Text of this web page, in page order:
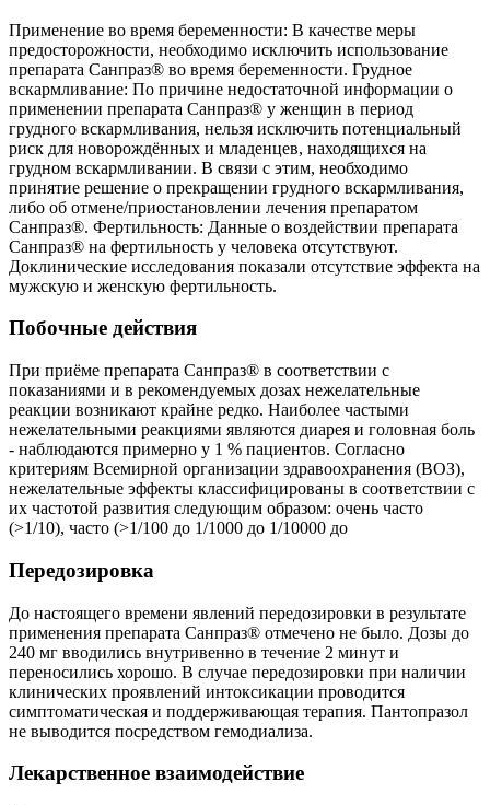
Применение во время беременности: В качестве меры
предосторожности, необходимо исключить использование
препарата Санпраз® во время беременности. Грудное
вскармливание: По причине недостаточной информации о
применении препарата Санпраз® у женщин в период
грудного вскармливания, нельзя исключить потенциальный
риск для новорождённых и младенцев, находящихся на
грудном вскармливании. В связи с этим, необходимо
принятие решение о прекращении грудного вскармливания,
либо об отмене/приостановлении лечения препаратом
Санпраз®. Фертильность: Данные о воздействии препарата
Санпраз® на фертильность у человека отсутствуют.
Доклинические исследования показали отсутствие эффекта на
мужскую и женскую фертильность.
Побочные действия
При приёме препарата Санпраз® в соответствии с
показаниями и в рекомендуемых дозах нежелательные
реакции возникают крайне редко. Наиболее частыми
нежелательными реакциями являются диарея и головная боль
- наблюдаются примерно у 1 % пациентов. Согласно
критериям Всемирной организации здравоохранения (ВОЗ),
нежелательные эффекты классифицированы в соответствии с
их частотой развития следующим образом: очень часто
(>1/10), часто (>1/100 до 1/1000 до 1/10000 до
Передозировка
До настоящего времени явлений передозировки в результате
применения препарата Санпраз® отмечено не было. Дозы до
240 мг вводились внутривенно в течение 2 минут и
переносились хорошо. В случае передозировки при наличии
клинических проявлений интоксикации проводится
симптоматическая и поддерживающая терапия. Пантопразол
не выводится посредством гемодиализа.
Лекарственное взаимодействие